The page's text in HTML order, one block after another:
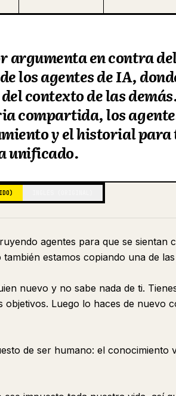
argumenta en contra
los agentes de IA,
contexto de las
compartida, los
y el historial
unificado.
agentes para que se sientan
estamos copiando una de
nuevo y no sabe nada de ti.
objetivos. Luego lo haces de nuevo
de ser humano: el